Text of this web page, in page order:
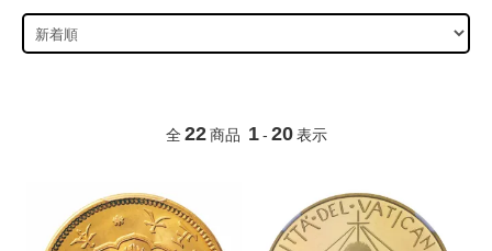
全 22 商品 1 - 20 表示